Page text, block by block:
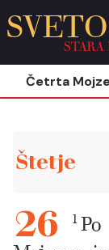
Četrta
Štetje
26 1